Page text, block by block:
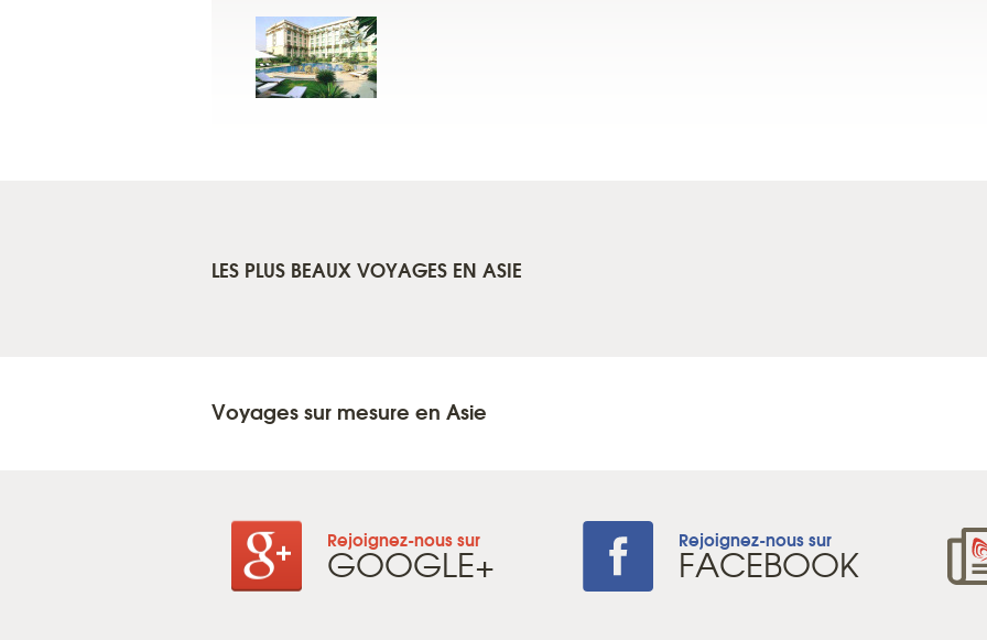
LES PLUS BEAUX VOYAGES EN ASIE
Voyages sur mesure en Asie
Rejoignez-nous sur
GOOGLE+ Rejoignez-nous sur
FACEBOOK